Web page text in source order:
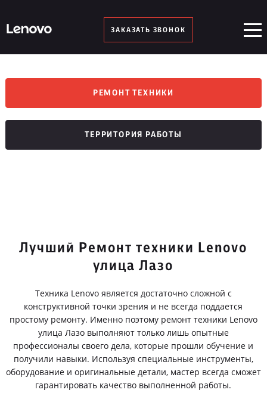
ЗАКАЗАТЬ ЗВОНОК
РЕМОНТ ТЕХНИКИ
ТЕРРИТОРИЯ РАБОТЫ
Лучший Ремонт техники Lenovo
улица Лазо
Техника Lenovo является достаточно сложной с
конструктивной точки зрения и не всегда поддается
простому ремонту. Именно поэтому ремонт техники Lenovo
улица Лазо выполняют только лишь опытные
профессионалы своего дела, которые прошли обучение и
получили навыки. Используя специальные инструменты,
оборудование и оригинальные детали, мастер всегда сможет
гарантировать качество выполненной работы.